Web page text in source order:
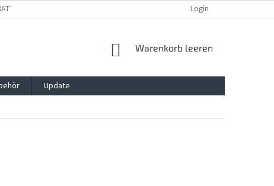
VERPACKG REKLAMATION UND WIDDERRUFSRECHT
Login
WARENKORB
Warenkorb leeren
Update